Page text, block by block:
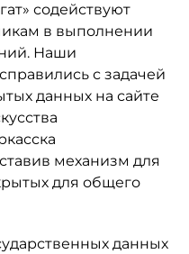
содействуют
в выполнении
Наши
с задачей
данных на сайте
механизм для
для общего
данных